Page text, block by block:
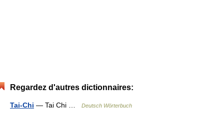
Regardez d'autres dictionnaires:
Tai-Chi — Tai Chi … Deutsch Wörterbuch